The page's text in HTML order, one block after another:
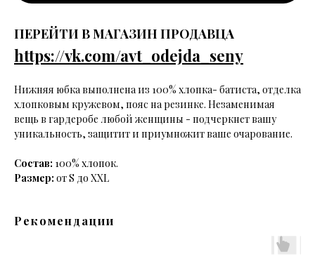
ПЕРЕЙТИ В МАГАЗИН ПРОДАВЦА
https://vk.com/avt_odejda_seny
Нижняя юбка выполнена из 100% хлопка- батиста, отделка
хлопковым кружевом, пояс на резинке. Незаменимая
вещь в гардеробе любой женщины - подчеркнет вашу
уникальность, защитит и приумножит ваше очарование.
Состав: 100% хлопок.
Размер: от S до XXL
Рекомендации